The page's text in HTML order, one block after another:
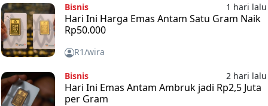
Bisnis 1 hari lalu
Hari Ini Harga Emas Antam Satu Gram Naik
Rp50.000
R1/wira
Bisnis 2 hari lalu
Hari Ini Emas Antam Ambruk jadi Rp2,5 Juta
per Gram